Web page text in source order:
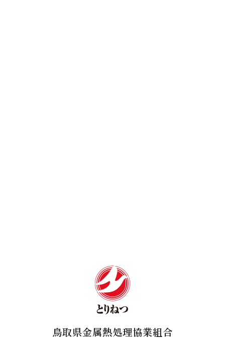
鳥取県金属熱処理協業組合